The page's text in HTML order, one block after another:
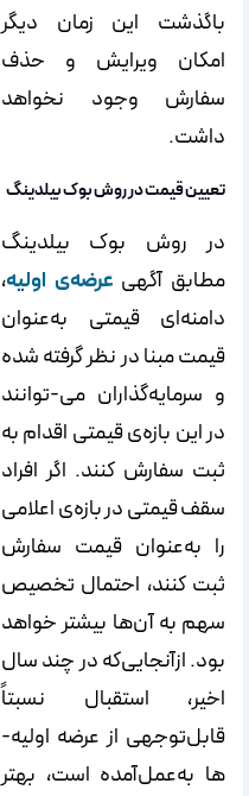
باگذشت این زمان دیگر
امکان ویرایش و حذف
سفارش وجود نخواهد
داشت.
تعیین قیمت در روش بوک بیلدینگ
در روش بوک بیلدینگ
مطابق آگهی عرضه‌‌‌‌‌‌‌‌‌‌‌‌‌‌‌‌‌‌‌‌‌‌‌‌‌‌‌‌‌‌‌‌‌‌‌‌‌‌‌‌‌‌‌‌‌‌‌‌‌‌‌‌‌‌‌‌‌ی اولیه،
دامنه‌‌‌‌‌‌‌‌‌‌‌‌‌‌‌‌‌‌‌‌‌‌‌‌‌‌‌‌‌‌‌‌‌‌‌‌‌‌‌‌‌‌‌‌‌‌‌‌‌‌‌‌‌‌‌‌‌ای قیمتی به‌عنوان
قیمت مبنا در نظر گرفته شده
و سرمایه‌‌‌‌‌‌‌‌‌‌‌‌‌‌‌‌‌‌‌‌‌‌‌‌‌‌‌‌‌‌‌‌‌‌‌‌‌‌‌‌‌‌‌‌‌‌‌‌‌‌‌‌‌‌‌‌‌گذاران می-توانند
در این بازه‌‌‌‌‌‌‌‌‌‌‌‌‌‌‌‌‌‌‌‌‌‌‌‌‌‌‌‌‌‌‌‌‌‌‌‌‌‌‌‌‌‌‌‌‌‌‌‌‌‌‌‌‌‌‌‌‌ی قیمتی اقدام به
ثبت سفارش کنند. اگر افراد
سقف قیمتی در بازه‌‌‌‌‌‌‌‌‌‌‌‌‌‌‌‌‌‌‌‌‌‌‌‌‌‌‌‌‌‌‌‌‌‌‌‌‌‌‌‌‌‌‌‌‌‌‌‌‌‌‌‌‌‌‌‌‌ی اعلامی
را به‌عنوان قیمت سفارش
ثبت کنند، احتمال تخصیص
سهم به آن‌‌‌‌‌‌‌‌‌‌‌‌‌‌‌‌‌‌‌‌‌‌‌‌‌‌‌‌‌‌‌‌‌‌‌‌‌‌‌‌‌‌‌‌‌‌‌‌‌‌‌‌‌‌‌‌‌ها بیشتر خواهد
بود. ازآنجایی‌که در چند سال
اخیر، استقبال نسبتاً
قابل‌توجهی از عرضه اولیه-
ها به‌عمل‌آمده است، بهتر